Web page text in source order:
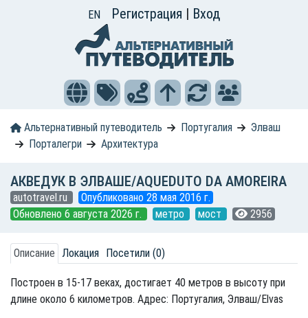
EN Регистрация | Вход
Альтернативный путеводитель Португалия
Элваш
Порталегри
Архитектура
АКВЕДУК В ЭЛВАШЕ/AQUEDUTO DA AMOREIRA
autotravel.ru
Опубликовано 28 мая 2016 г.
Обновлено 6 августа 2026 г.
метро мост 2956
Описание Локация Посетили (0)
Построен в 15-17 веках, достигает 40 метров в высоту при
длине около 6 километров. Адрес: Португалия, Элваш/Elvas